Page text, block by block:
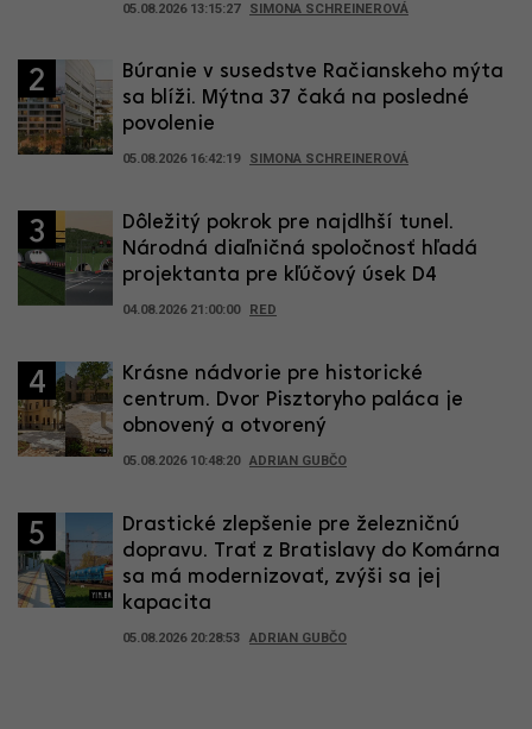
05.08.2026 13:15:27 SIMONA SCHREINEROVÁ
2
Búranie v susedstve Račianskeho mýta
sa blíži. Mýtna 37 čaká na posledné
povolenie
05.08.2026 16:42:19 SIMONA SCHREINEROVÁ
3
Dôležitý pokrok pre najdlhší tunel.
Národná diaľničná spoločnosť hľadá
projektanta pre kľúčový úsek D4
04.08.2026 21:00:00 RED
4
Krásne nádvorie pre historické
centrum. Dvor Pisztoryho paláca je
obnovený a otvorený
05.08.2026 10:48:20 ADRIAN GUBČO
5
Drastické zlepšenie pre železničnú
dopravu. Trať z Bratislavy do Komárna
sa má modernizovať, zvýši sa jej
kapacita
05.08.2026 20:28:53 ADRIAN GUBČO